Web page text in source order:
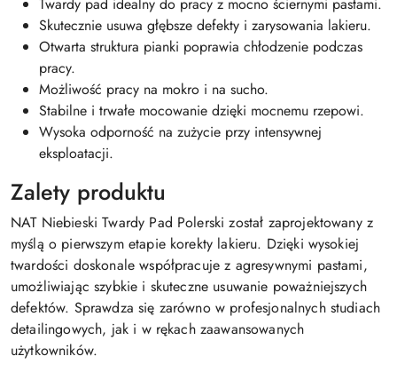
Skutecznie usuwa głębsze defekty i zarysowania lakieru.
Otwarta struktura pianki poprawia chłodzenie podczas
pracy.
Możliwość pracy na mokro i na sucho.
Stabilne i trwałe mocowanie dzięki mocnemu rzepowi.
Wysoka odporność na zużycie przy intensywnej
eksploatacji.
Zalety produktu
NAT Niebieski Twardy Pad Polerski został zaprojektowany z
myślą o pierwszym etapie korekty lakieru. Dzięki wysokiej
twardości doskonale współpracuje z agresywnymi pastami,
umożliwiając szybkie i skuteczne usuwanie poważniejszych
defektów. Sprawdza się zarówno w profesjonalnych studiach
detailingowych, jak i w rękach zaawansowanych
użytkowników.